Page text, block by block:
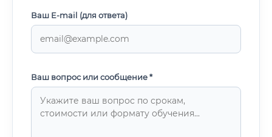
Ваш E-mail (для ответа)
Ваш вопрос или сообщение *